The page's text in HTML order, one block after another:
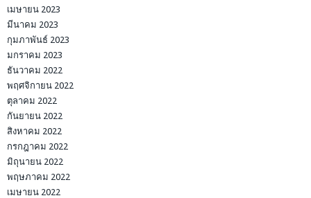
เมษายน 2023
มีนาคม 2023
กุมภาพันธ์ 2023
มกราคม 2023
ธันวาคม 2022
พฤศจิกายน 2022
ตุลาคม 2022
กันยายน 2022
สิงหาคม 2022
กรกฎาคม 2022
มิถุนายน 2022
พฤษภาคม 2022
เมษายน 2022